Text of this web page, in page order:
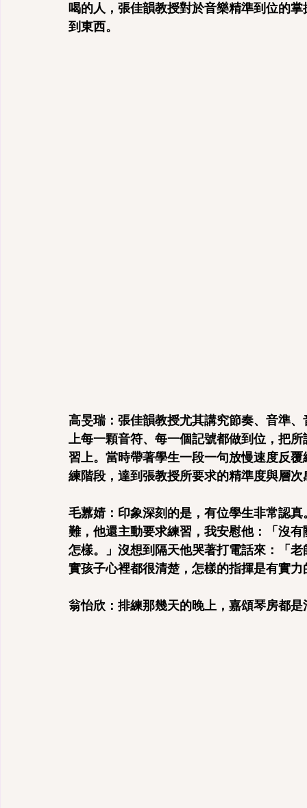
喝的人，張佳韻教授對於音樂精準到位的
到東西。
高旻瑞：張佳韻教授尤其講究節奏、音準
上每一顆音符、每一個記號都做到位，把
習上。當時帶著學生一段一句放慢速度反
練階段，達到張教授所要求的精準度與層次
毛䕒婧：印象深刻的是，有位學生非常認
難，他還主動要求練習，我安慰他：「沒
怎樣。」沒想到隔天他哭著打電話來：「
實孩子心裡都很清楚，怎樣的指揮是有實
翁怡欣：排練那幾天的晚上，嘉頌琴房都